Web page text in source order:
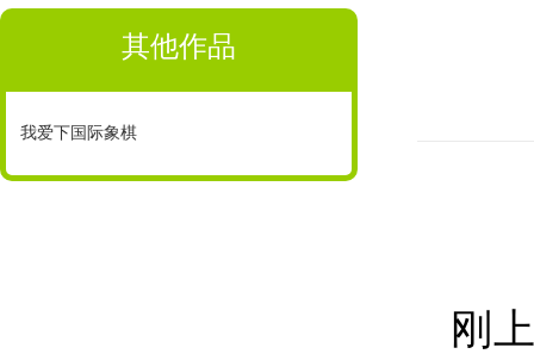
其他作品
我爱下国际象棋
刚